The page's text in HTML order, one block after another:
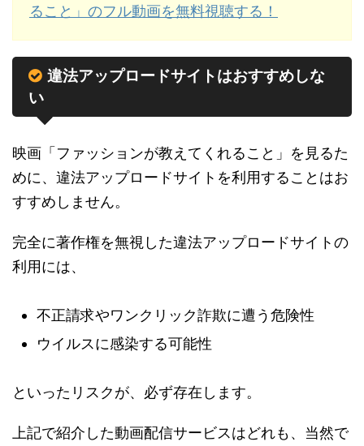
ること」のフル動画を無料視聴する！
違法アップロードサイトはおすすめしな
い
映画「ファッションが教えてくれること」を見るた
めに、違法アップロードサイトを利用することはお
すすめしません。
完全に著作権を無視した違法アップロードサイトの
利用には、
不正請求やワンクリック詐欺に遭う危険性
ウイルスに感染する可能性
といったリスクが、必ず存在します。
上記で紹介した動画配信サービスはどれも、当然で